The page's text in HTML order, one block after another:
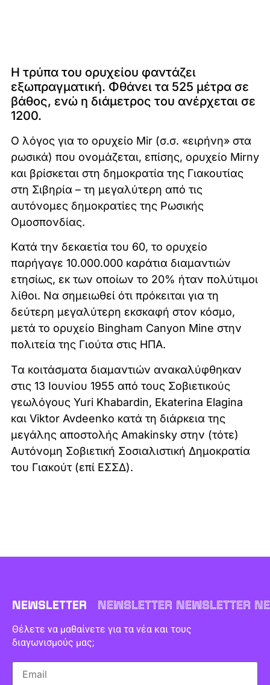
Η τρύπα του ορυχείου φαντάζει
εξωπραγματική. Φθάνει τα 525 μέτρα σε
βάθος, ενώ η διάμετρος του ανέρχεται σε
1200.
Ο λόγος για το ορυχείο Mir (σ.σ. «ειρήνη» στα
ρωσικά) που ονομάζεται, επίσης, ορυχείο Mirny
και βρίσκεται στη δημοκρατία της Γιακουτίας
στη Σιβηρία – τη μεγαλύτερη από τις
αυτόνομες δημοκρατίες της Ρωσικής
Ομοσπονδίας.
Kατά την δεκαετία του 60, το ορυχείο
παρήγαγε 10.000.000 καράτια διαμαντιών
ετησίως, εκ των οποίων το 20% ήταν πολύτιμοι
λίθοι. Να σημειωθεί ότι πρόκειται για τη
δεύτερη μεγαλύτερη εκσκαφή στον κόσμο,
μετά το ορυχείο Bingham Canyon Mine στην
πολιτεία της Γιούτα στις ΗΠΑ.
Τα κοιτάσματα διαμαντιών ανακαλύφθηκαν
στις 13 Ιουνίου 1955 από τους Σοβιετικούς
γεωλόγους Yuri Khabardin, Ekaterina Elagina
και Viktor Avdeenko κατά τη διάρκεια της
μεγάλης αποστολής Amakinsky στην (τότε)
Αυτόνομη Σοβιετική Σοσιαλιστική Δημοκρατία
του Γιακούτ (επί ΕΣΣΔ).
NEWSLETTER NEWSLETTER NEWSLETTER
Θέλετε να μαθαίνετε για τα νέα και τους
διαγωνισμούς μας;